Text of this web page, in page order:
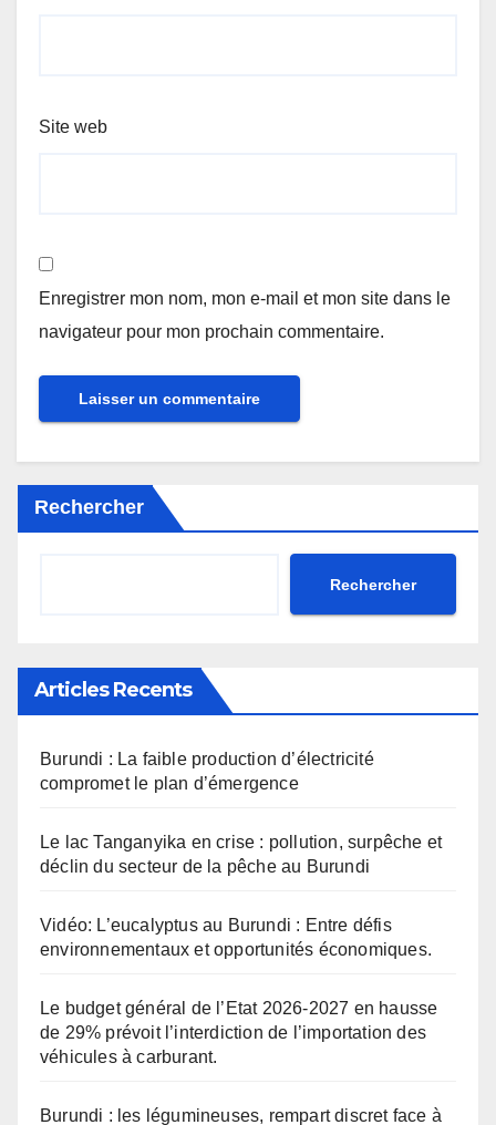
Site web
Enregistrer mon nom, mon e-mail et mon site dans le
navigateur pour mon prochain commentaire.
Rechercher
Rechercher
Articles Recents
Burundi : La faible production d’électricité
compromet le plan d’émergence
Le lac Tanganyika en crise : pollution, surpêche et
déclin du secteur de la pêche au Burundi
Vidéo: L’eucalyptus au Burundi : Entre défis
environnementaux et opportunités économiques.
Le budget général de l’Etat 2026-2027 en hausse
de 29% prévoit l’interdiction de l’importation des
véhicules à carburant.
Burundi : les légumineuses, rempart discret face à